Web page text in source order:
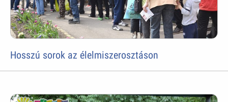
Hosszú sorok az élelmiszerosztáson